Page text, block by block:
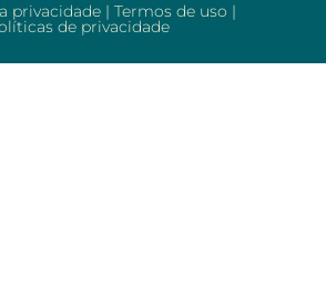
privacidade | Termos de uso |
de privacidade